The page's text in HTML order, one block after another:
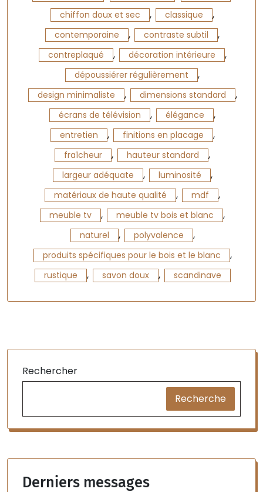
chiffon doux et sec , classique ,
contemporaine , contraste subtil ,
contreplaqué , décoration intérieure ,
dépoussiérer régulièrement ,
design minimaliste , dimensions standard ,
écrans de télévision , élégance ,
entretien , finitions en placage ,
fraîcheur , hauteur standard ,
largeur adéquate , luminosité ,
matériaux de haute qualité , mdf ,
meuble tv , meuble tv bois et blanc ,
naturel , polyvalence ,
produits spécifiques pour le bois et le blanc ,
rustique , savon doux , scandinave
Rechercher
Recherche
Derniers messages